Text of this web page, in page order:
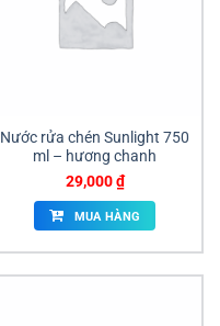
Nước rửa chén Sunlight 750
ml – hương chanh
29,000₫
MUA HÀNG